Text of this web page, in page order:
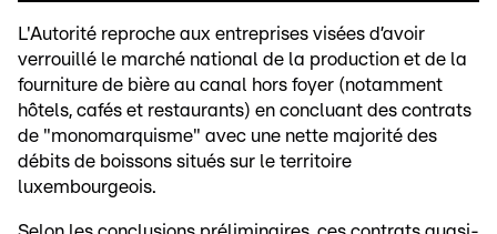
L'Autorité reproche aux entreprises visées d’avoir
verrouillé le marché national de la production et de la
fourniture de bière au canal hors foyer (notamment
hôtels, cafés et restaurants) en concluant des contrats
de "monomarquisme" avec une nette majorité des
débits de boissons situés sur le territoire
luxembourgeois.